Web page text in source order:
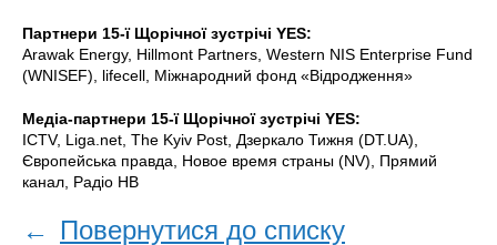
Партнери 15-ї Щорічної зустрічі YES:
Arawak Energy, Hillmont Partners, Western NIS Enterprise Fund
(WNISEF), lifecell, Міжнародний фонд «Відродження»
Медіа-партнери 15-ї Щорічної зустрічі YES:
ICTV, Liga.net, The Kyiv Post, Дзеркало Тижня (DT.UA),
Європейська правда, Новое время страны (NV), Прямий
канал, Радіо НВ
← Повернутися до списку